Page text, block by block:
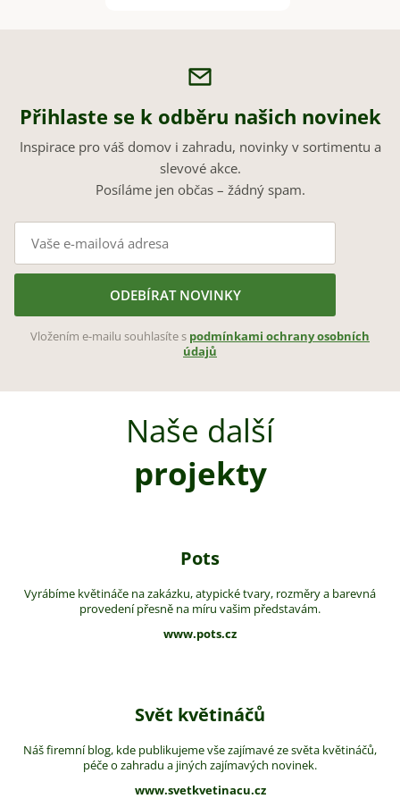
Přihlaste se k odběru našich novinek
Inspirace pro váš domov i zahradu, novinky v sortimentu a
slevové akce.
Posíláme jen občas – žádný spam.
ODEBÍRAT NOVINKY
Vložením e-mailu souhlasíte s podmínkami ochrany osobních
údajů
Naše další
projekty
Pots
Vyrábíme květináče na zakázku, atypické tvary, rozměry a barevná
provedení přesně na míru vašim představám.
www.pots.cz
Svět květináčů
Náš firemní blog, kde publikujeme vše zajímavé ze světa květináčů,
péče o zahradu a jiných zajímavých novinek.
www.svetkvetinacu.cz